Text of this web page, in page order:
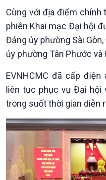
Tin Chính trị
Chính phủ với người dân
Quốc hội với cử tri
Cùng với địa điểm chính
phiên Khai mạc Đại hội
Đảng ủy phường Sài
ủy phường Tân Phước
EVNHCMC đã cấp
liên tục phục vụ Đại
trong suốt thời gian diễn